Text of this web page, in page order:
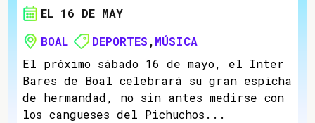
EL 16 DE MAY
BOAL
DEPORTES ,MÚSICA
El próximo sábado 16 de mayo, el Inter
Bares de Boal celebrará su gran espicha
de hermandad, no sin antes medirse con
los cangueses del Pichuchos...